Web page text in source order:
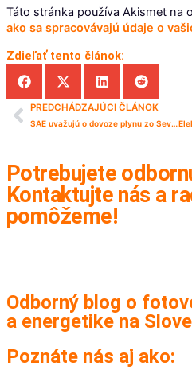
Táto stránka používa Akismet na
ako sa spracovávajú údaje o
Zdieľať tento článok:
PREDCHÁDZAJÚCI ČLÁNOK
SAE uvažujú o dovoze plynu zo Severnej Ameriky
Potrebujete
Kontaktujte nás a
pomôžeme!
Odborný blog o
a energetike na
Poznáte nás aj ako: